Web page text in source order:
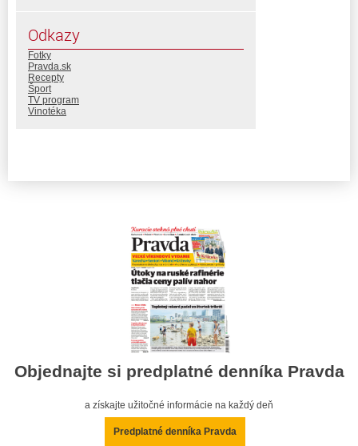
Odkazy
Fotky
Pravda.sk
Recepty
Šport
TV program
Vinotéka
Objednajte si predplatné denníka Pravda
a získajte užitočné informácie na každý deň
Predplatné denníka Pravda